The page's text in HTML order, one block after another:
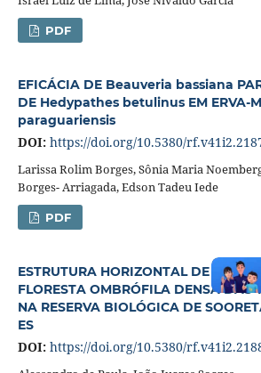
PDF
EFICÁCIA DE Beauveria bassiana
DE Hedypathes betulinus EM ERVA-
paraguariensis
DOI: https://doi.org/10.5380/
Larissa Rolim Borges, Sônia Maria
Borges- Arriagada, Edson Tadeu Iede
PDF
ESTRUTURA HORIZONTAL DE UM
FLORESTA OMBRÓFILA DENSA DAS
NA RESERVA BIOLÓGICA DE
ES
DOI: https://doi.org/10.5380/